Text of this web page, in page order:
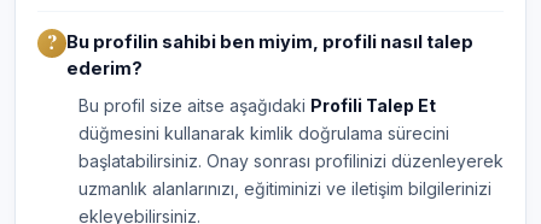
Bu profilin sahibi ben miyim, profili nasıl talep
ederim?
Bu profil size aitse aşağıdaki Profili Talep Et
düğmesini kullanarak kimlik doğrulama sürecini
başlatabilirsiniz. Onay sonrası profilinizi düzenleyerek
uzmanlık alanlarınızı, eğitiminizi ve iletişim bilgilerinizi
ekleyebilirsiniz.